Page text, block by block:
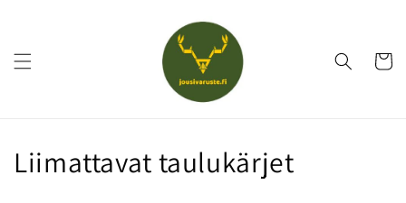
K
Liimattavat taulukärjet